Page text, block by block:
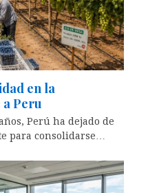
en la
Peru
Perú ha dejado de
para consolidarse…